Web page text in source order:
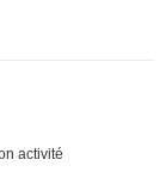
activité